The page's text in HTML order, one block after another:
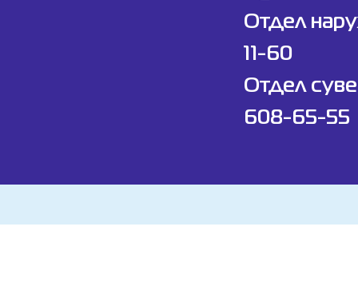
Отдел
11-60
Отдел
608-65-55